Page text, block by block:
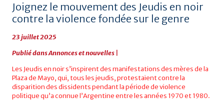
Joignez le mouvement des Jeudis en noir
contre la violence fondée sur le genre
23 juillet 2025
Publié dansAnnonces et nouvelles
Les Jeudis en noir s’inspirent des manifestations des mères de la
Plaza de Mayo, qui, tous les jeudis, protestaient contre la
disparition des dissidents pendant la période de violence
politique qu’a connue l’Argentine entre les années 1970 et 1980.